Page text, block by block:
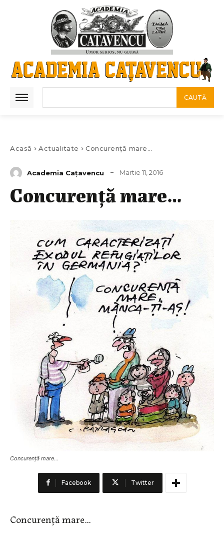
CAUTĂ
Acasă Actualitate Concurenţă mare...
Academia Caţavencu Martie 11, 2016
Concurenţă mare…
Concurenţă mare...
Facebook Twitter
Concurenţă mare…